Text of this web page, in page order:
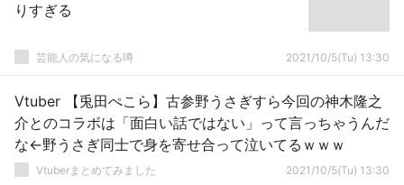
りすぎる
芸能人の気になる噂 2021/10/5(Tu) 13:30
Vtuber 【兎田ぺこら】古参野うさぎすら今回の神木隆之
介とのコラボは「面白い話ではない」って言っちゃうんだ
な←野うさぎ同士で身を寄せ合って泣いてるｗｗｗ
Vtuberまとめてみました 2021/10/5(Tu) 13:30